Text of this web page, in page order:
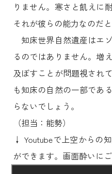
りません。寒さと飢えに
それが彼らの能力なのだと
知床世界自然遺産はエ
るのではありません。増
及ぼすことが問題視され
も知床の自然の一部であ
らないでしょう。
（担当：能勢）
↓ Youtubeで上空からの
ができます。画面酔いに